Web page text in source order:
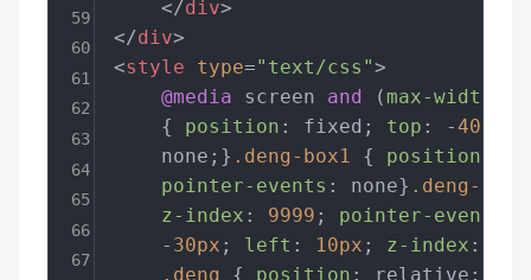
</div>
</div>
<style type="text/css">
@media screen and ( max-width
    {
position : fixed; top : -40px
    none;}
.deng-box1 { position
pointer-events : none} .deng-box2
z-index : 9999 ; pointer-events
    -
30px ; left : 10px ; z-index :
.deng { position : relative;
59
60
61
62
63
64
65
66
67